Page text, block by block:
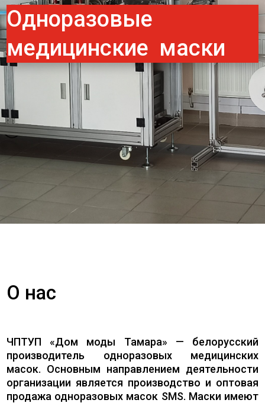
Одноразовые
медицинские маски
О нас
ЧПТУП «Дом моды Тамара» — белорусский
производитель одноразовых медицинских
масок. Основным направлением деятельности
организации является производство и оптовая
продажа одноразовых масок SMS. Маски имеют